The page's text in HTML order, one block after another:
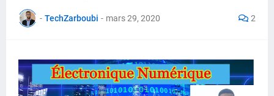
- TechZarboubi - mars 29, 2020 2